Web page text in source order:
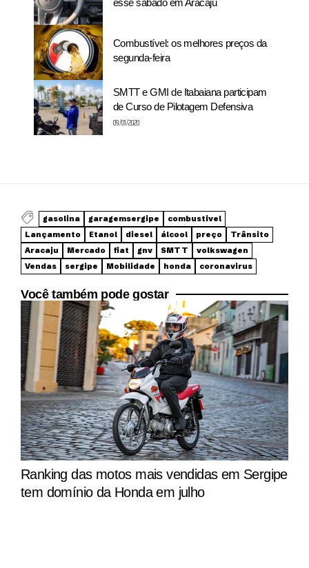
esse sábado em Aracaju
Combustível: os melhores preços da
segunda-feira
SMTT e GMI de Itabaiana participam
de Curso de Pilotagem Defensiva
09/01/2020
gasolina garagemsergipe
combustivel
Lançamento
Etanol diesel álcool preço
Trânsito
Aracaju
Mercado fiat gnv SMTT
volkswagen
Vendas
sergipe Mobilidade honda coronavirus
Você também pode gostar
Ranking das motos mais vendidas em Sergipe
tem domínio da Honda em julho